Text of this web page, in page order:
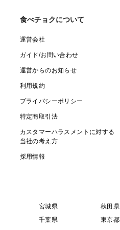
食べチョクについて
運営会社
ガイド/お問い合わせ
運営からのお知らせ
利用規約
プライバシーポリシー
特定商取引法
カスタマーハラスメントに対する
当社の考え方
採用情報
宮城県 秋田県
千葉県 東京都